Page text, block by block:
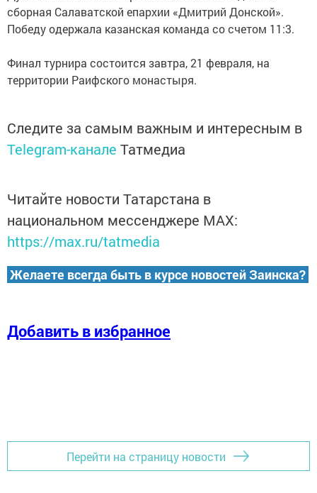
сборная Салаватской епархии «Дмитрий Донской».
Победу одержала казанская команда со счетом 11:3.
Финал турнира состоится завтра, 21 февраля, на
территории Раифского монастыря.
Следите за самым важным и интересным в
Telegram-канале Татмедиа
Читайте новости Татарстана в
национальном мессенджере MАХ:
https://max.ru/tatmedia
Желаете всегда быть в курсе новостей Заинска?
Добавить в избранное
Перейти на страницу новости